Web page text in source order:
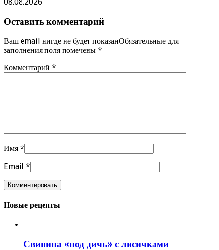
08.08.2026
Оставить комментарий
Ваш email нигде не будет показанОбязательные для
заполнения поля помечены *
Комментарий *
Имя *
Email *
Новые рецепты
Свинина «под дичь» с лисичками